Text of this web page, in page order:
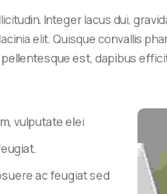
Integer lacus dui,
elit. Quisque convallis
est, dapibus
vulputate elei
ac feugiat sed